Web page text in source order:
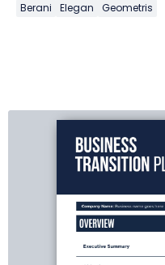
Berani Elegan Geometris